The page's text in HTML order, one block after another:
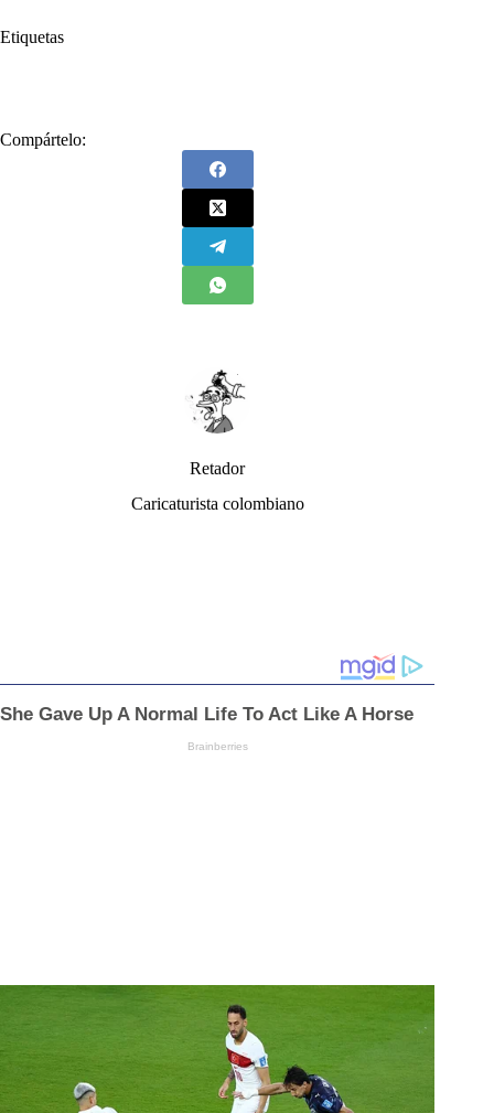
Etiquetas
Compártelo:
Retador
Caricaturista colombiano